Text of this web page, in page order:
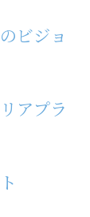
ビジョ
アプラ